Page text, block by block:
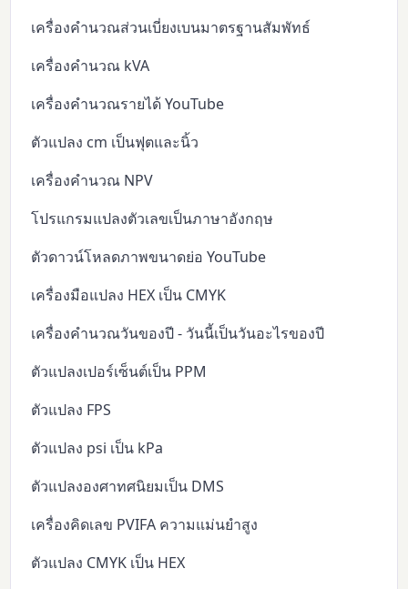
เครื่องคำนวณส่วนเบี่ยงเบนมาตรฐานสัมพัทธ์
เครื่องคำนวณ kVA
เครื่องคำนวณรายได้ YouTube
ตัวแปลง cm เป็นฟุตและนิ้ว
เครื่องคำนวณ NPV
โปรแกรมแปลงตัวเลขเป็นภาษาอังกฤษ
ตัวดาวน์โหลดภาพขนาดย่อ YouTube
เครื่องมือแปลง HEX เป็น CMYK
เครื่องคำนวณวันของปี - วันนี้เป็นวันอะไรของปี
ตัวแปลงเปอร์เซ็นต์เป็น PPM
ตัวแปลง FPS
ตัวแปลง psi เป็น kPa
ตัวแปลงองศาทศนิยมเป็น DMS
เครื่องคิดเลข PVIFA ความแม่นยำสูง
ตัวแปลง CMYK เป็น HEX